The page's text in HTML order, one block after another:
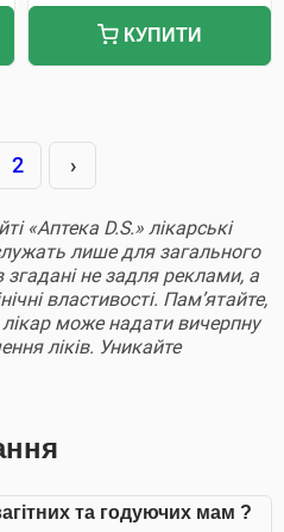
КУПИТИ
2 ›
«Аптека D.S.» лікарські
лише для загального
не задля реклами, а
властивості. Пам’ятайте,
може надати вичерпну
ліків. Уникайте
та годуючих мам ?